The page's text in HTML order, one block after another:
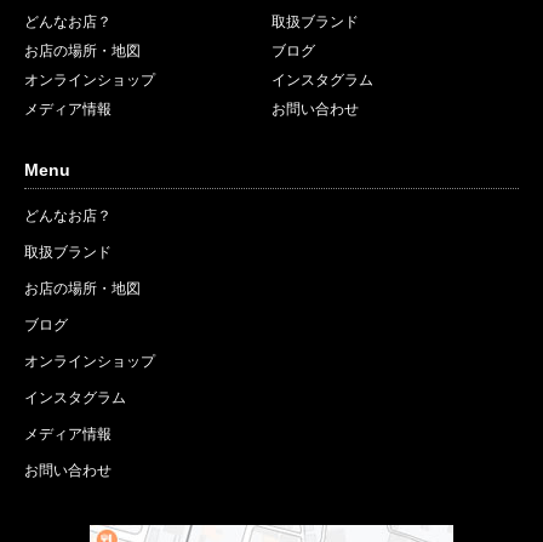
どんなお店？
取扱ブランド
お店の場所・地図
ブログ
オンラインショップ
インスタグラム
メディア情報
お問い合わせ
Menu
どんなお店？
取扱ブランド
お店の場所・地図
ブログ
オンラインショップ
インスタグラム
メディア情報
お問い合わせ